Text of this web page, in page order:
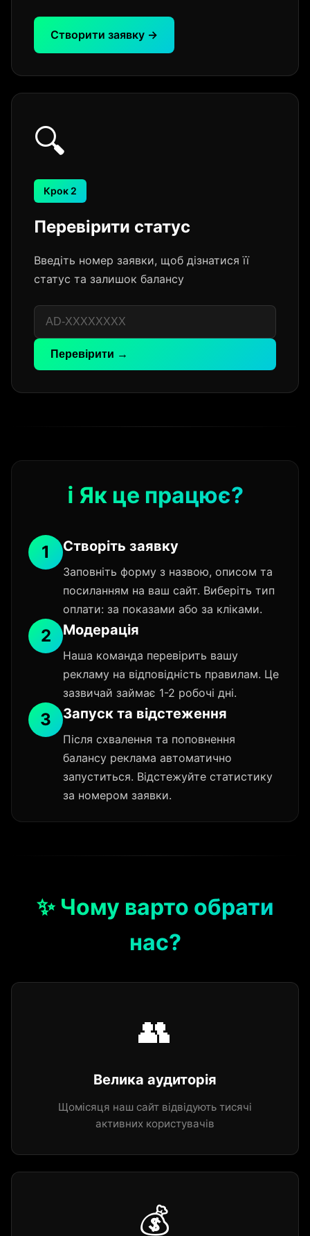
Створити заявку →
🔍
Крок 2
Перевірити статус
Введіть номер заявки, щоб дізнатися її
статус та залишок балансу
Перевірити →
ℹ️ Як це працює?
1 Створіть заявку
Заповніть форму з назвою, описом та
посиланням на ваш сайт. Виберіть тип
оплати: за показами або за кліками.
2 Модерація
Наша команда перевірить вашу
рекламу на відповідність правилам. Це
зазвичай займає 1-2 робочі дні.
3 Запуск та відстеження
Після схвалення та поповнення
балансу реклама автоматично
запуститься. Відстежуйте статистику
за номером заявки.
✨ Чому варто обрати
нас?
👥
Велика аудиторія
Щомісяця наш сайт відвідують тисячі
активних користувачів
💰